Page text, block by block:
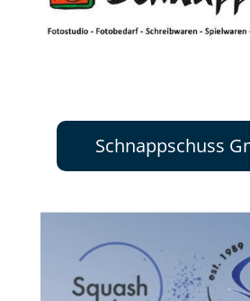
Schnappschuss